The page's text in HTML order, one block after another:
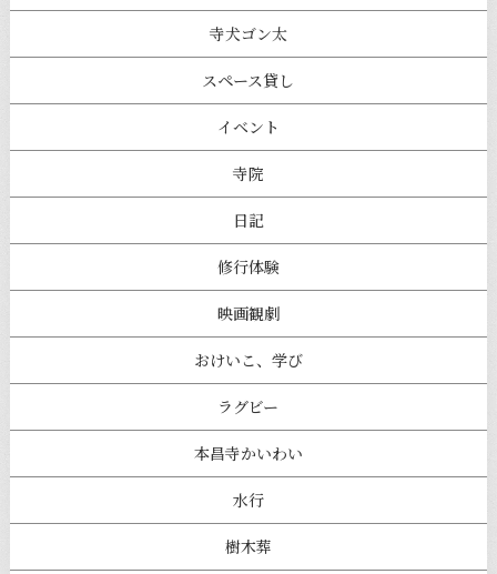
寺犬ゴン太
スペース貸し
イベント
寺院
日記
修行体験
映画観劇
おけいこ、学び
ラグビー
本昌寺かいわい
水行
樹木葬